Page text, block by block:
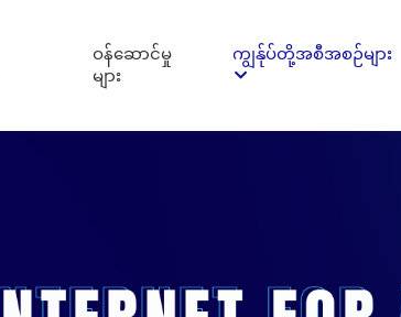
ဝန်ဆောင်မှု
များ
ကျွန်ုပ်တို့အစီအစဉ်များ